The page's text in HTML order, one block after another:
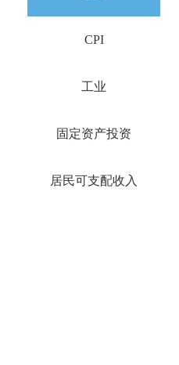
CPI
工业
固定资产投资
居民可支配收入